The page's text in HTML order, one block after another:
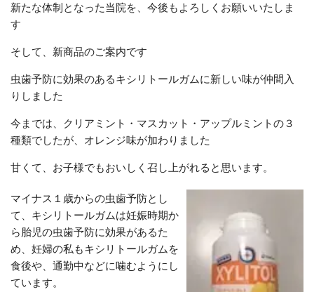
新たな体制となった当院を、今後もよろしくお願いいたしま
す
そして、新商品のご案内です
虫歯予防に効果のあるキシリトールガムに新しい味が仲間入
りしました
今までは、クリアミント・マスカット・アップルミントの３
種類でしたが、オレンジ味が加わりました
甘くて、お子様でもおいしく召し上がれると思います。
マイナス１歳からの虫歯予防とし
て、キシリトールガムは妊娠時期か
ら胎児の虫歯予防に効果があるた
め、妊婦の私もキシリトールガムを
食後や、通勤中などに噛むようにし
ています。